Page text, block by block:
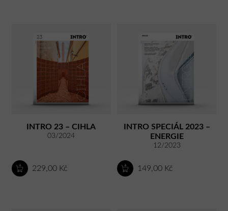
INTRO 23 – CIHLA
03/2024
229,00 Kč
INTRO SPECIÁL 2023 –
ENERGIE
12/2023
149,00 Kč